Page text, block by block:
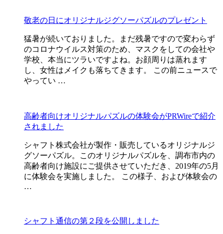
敬老の日にオリジナルジグソーパズルのプレゼント
猛暑が続いておりました。まだ残暑ですので変わらず
のコロナウイルス対策のため、マスクをしての会社や
学校、本当にツラいですよね。お顔周りは蒸れます
し、女性はメイクも落ちてきます。 この前ニュースで
やってい …
高齢者向けオリジナルパズルの体験会がPRWireで紹介
されました
シャフト株式会社が製作・販売しているオリジナルジ
グソーパズル。このオリジナルパズルを、調布市内の
高齢者向け施設にご提供させていただき、2019年の5月
に体験会を実施しました。 この様子、および体験会の
…
シャフト通信の第２段を公開しました